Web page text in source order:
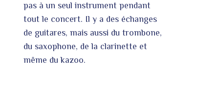
pas à un seul instrument pendant
tout le concert. Il y a des échanges
de guitares, mais aussi du trombone,
du saxophone, de la clarinette et
même du kazoo.